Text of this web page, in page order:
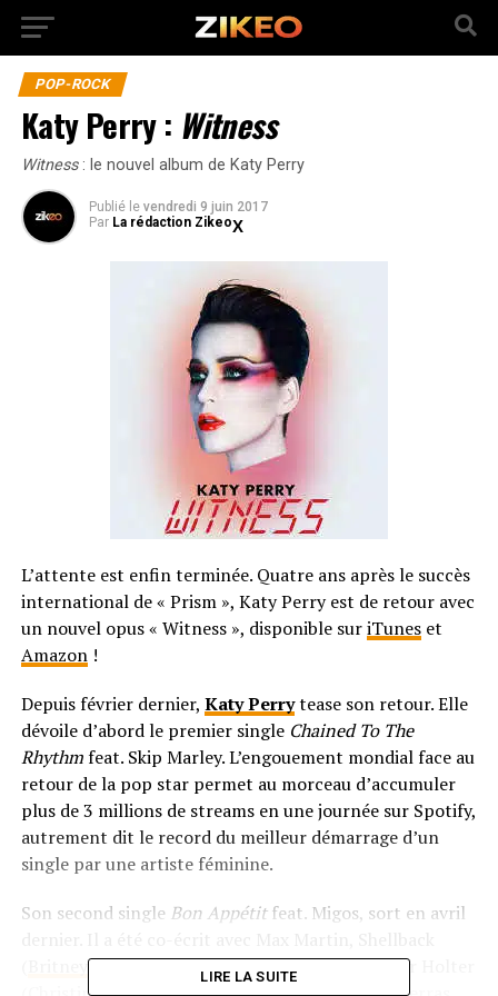
POP-ROCK
Katy Perry : Witness
Witness: le nouvel album de Katy Perry
Publié le vendredi 9 juin 2017
Par La rédaction Zikeo
L’attente est enfin terminée. Quatre ans après le succès
international de « Prism », Katy Perry est de retour avec
un nouvel opus « Witness », disponible suriTuneset
Amazon!
Depuis février dernier, Katy Perrytease son retour. Elle
dévoile d’abord le premier single Chained To The
Rhythmfeat. Skip Marley. L’engouement mondial face au
retour de la pop star permet au morceau d’accumuler
plus de 3 millions de streams en une journée sur Spotify,
autrement dit le record du meilleur démarrage d’un
single par une artiste féminine.
Son second single Bon Appétitfeat. Migos, sort en avril
Britney Spears, Maroon 5,One Direction), Oscar Holter
LIRE LA SUITE